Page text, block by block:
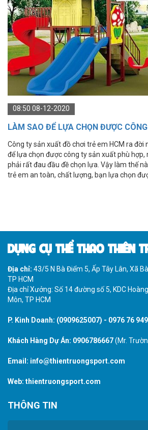
08:50 08-12-2020
LÀM SAO ĐỂ LỰA CHỌN ĐƯỢC
CHƠI TRẺ EM HCM?
Công ty sản xuất đồ chơi trẻ em HCM ra đời
để lựa chọn được công ty sản xuất phù
phải rất đau đầu đề chọn lựa. Vậy làm thế
trẻ em an toàn, chất lượng, bạn lựa chọn
DỤNG CỤ THỂ THAO THIÊN
Địa chỉ: 43/5 N Bà Điểm 5, Ấp Tây Lân, Xã
TP HCM
Địa chỉ Xưởng: Số 14 đường số 5, KDC
Môn, TP HCM
P. Kinh Doanh: (0909625007) - 0976 76
Khách Hàng Dự Án: 0906786667(Mr.
Email: info@thientruongsport.com
Web: thientruongsport.com
THÔNG TIN